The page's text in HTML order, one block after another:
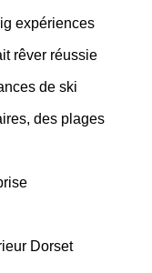
expériences
rêver réussie
de ski
des plages
Dorset